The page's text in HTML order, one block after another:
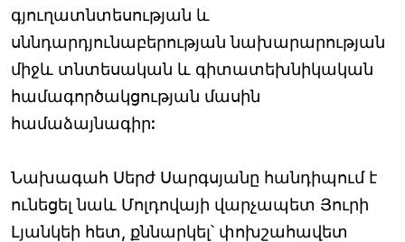
գյուղատնտեսության և
սննդարդյունաբերության նախարարության
միջև տնտեսական և գիտատեխնիկական
համագործակցության մասին
համաձայնագիր:
Նախագահ Սերժ Սարգսյանը հանդիպում է
ունեցել նաև Մոլդովայի վարչապետ Յուրի
Լյանկեի հետ, քննարկել՝ փոխշահավետ